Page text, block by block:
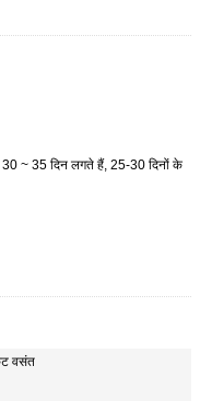
~ 35 दिन लगते हैं, 25-30 दिनों के
वसंत